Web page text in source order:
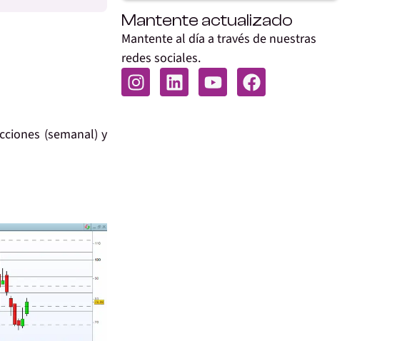
(semanal) y
Mantente actualizado
Mantente al día a través de nuestras
redes sociales.